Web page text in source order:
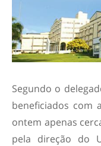
Segundo o
beneficiados com
ontem apenas
pela direção do